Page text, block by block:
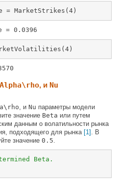
= MarketStrikes(4)
Alpha\rho, и Nu
\rho, и Nu параметры модели
значение Beta или путем
данным о волатильности рынка
подходящего для рынка [1] . В
значение 0.5.
Beta.